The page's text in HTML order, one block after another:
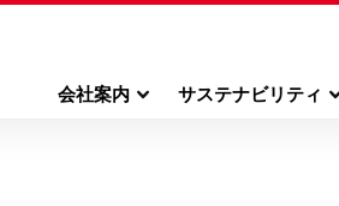
会社案内 サステナビリティ